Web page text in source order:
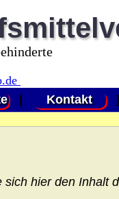
Kontakt
hier den Inhalt